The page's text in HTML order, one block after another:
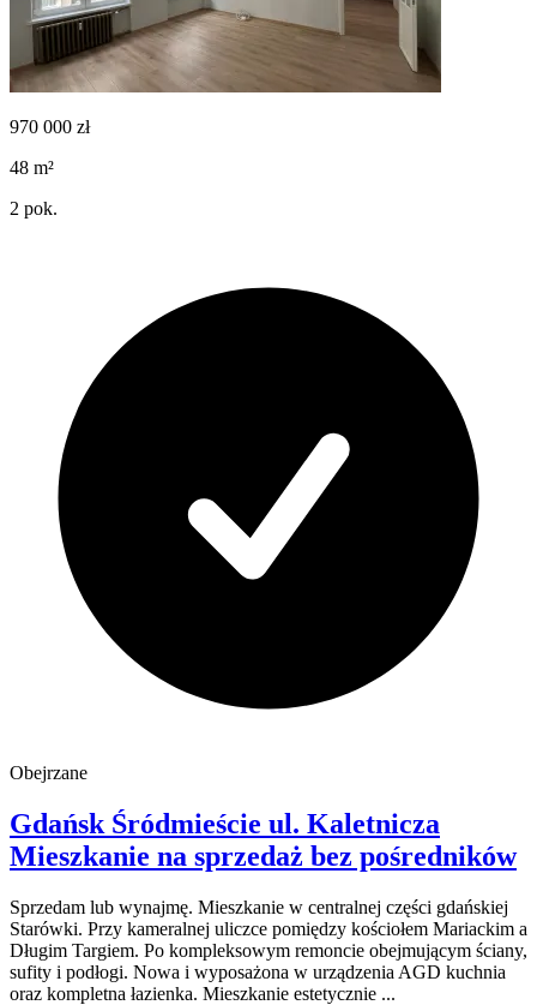
970 000 zł
48 m²
2 pok.
Obejrzane
Gdańsk Śródmieście ul. Kaletnicza
Mieszkanie na sprzedaż bez pośredników
Sprzedam lub wynajmę. Mieszkanie w centralnej części gdańskiej
Starówki. Przy kameralnej uliczce pomiędzy kościołem Mariackim a
Długim Targiem. Po kompleksowym remoncie obejmującym ściany,
sufity i podłogi. Nowa i wyposażona w urządzenia AGD kuchnia
oraz kompletna łazienka. Mieszkanie estetycznie ...